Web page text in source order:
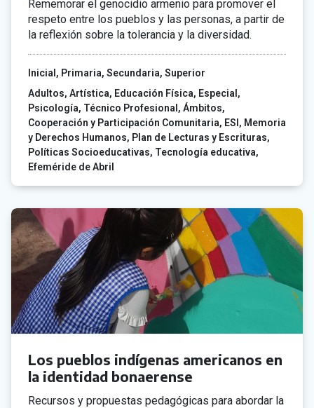
Rememorar el genocidio armenio para promover el
respeto entre los pueblos y las personas, a partir de
la reflexión sobre la tolerancia y la diversidad.
Inicial Primaria Secundaria Superior
Adultos Artística Educación Física
Especial
Psicología Técnico Profesional
Ámbitos
Cooperación y Participación Comunitaria
ESI
Memoria
y Derechos Humanos
Plan de Lecturas y Escrituras
Políticas Socioeducativas Tecnología educativa
Efeméride de Abril
Los pueblos indígenas americanos en
la identidad bonaerense
Recursos y propuestas pedagógicas para abordar la